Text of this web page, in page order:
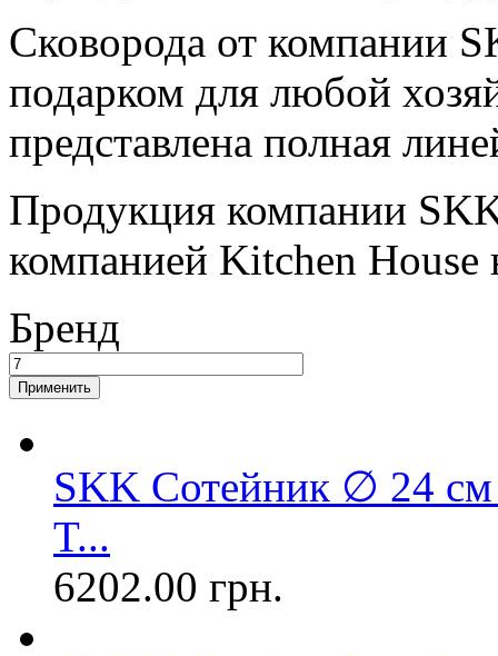
Сковорода от компании
подарком для любой
представлена полная
Продукция компании
компанией Kitchen
Бренд
SKK Сотейник ∅ 24
T...
6202.00 грн.